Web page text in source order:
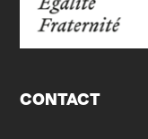
CONTACT